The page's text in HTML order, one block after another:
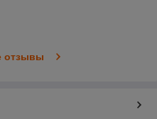
отзывы